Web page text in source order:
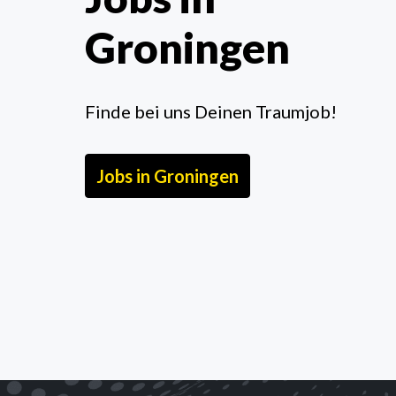
Groningen
Finde bei uns Deinen Traumjob!
Jobs in Groningen